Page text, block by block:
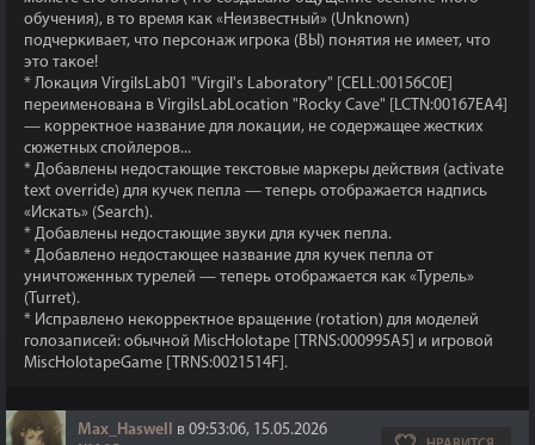
обучения), в то время как «Неизвестный» (Unknown)
подчеркивает, что персонаж игрока (ВЫ) понятия не имеет, что
это такое!
* Локация VirgilsLab01 "Virgil's Laboratory" [CELL:00156C0E]
переименована в VirgilsLabLocation "Rocky Cave" [LCTN:00167EA4]
— корректное название для локации, не содержащее жестких
сюжетных спойлеров...
* Добавлены недостающие текстовые маркеры действия (activate
text override) для кучек пепла — теперь отображается надпись
«Искать» (Search).
* Добавлены недостающие звуки для кучек пепла.
* Добавлено недостающее название для кучек пепла от
уничтоженных турелей — теперь отображается как «Турель»
(Turret).
* Исправлено некорректное вращение (rotation) для моделей
голозаписей: обычной MiscHolotape [TRNS:000995A5] и игровой
MiscHolotapeGame [TRNS:0021514F].
Max_Haswell в 09:53:06, 15.05.2026